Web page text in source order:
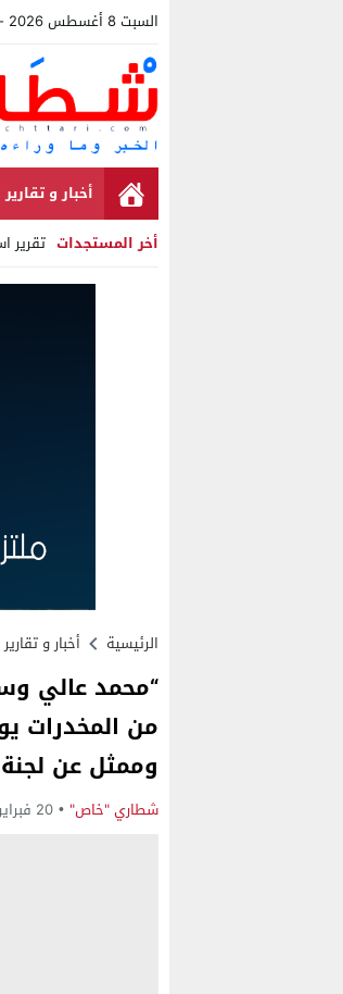
السبت 8 أغسطس 2026 - 5:22 صباحًا
أخبار و تقارير
أخر المستجدات تقرير
Stop
الرئيسية أخبار و تقارير
“محمد عالي
من المخدرات
وممثل عن
شطاري "خاص" 20 فبراير 2017